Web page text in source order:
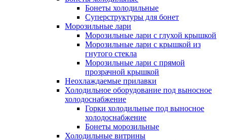
Бонеты холодильные
Суперструктуры для бонет
Морозильные лари
Морозильные лари с глухой крышкой
Морозильные лари с крышкой из
гнутого стекла
Морозильные лари с прямой
прозрачной крышкой
Неохлаждаемые прилавки
Холодильное оборудование под выносное
холодоснабжение
Горки холодильные под выносное
холодоснабжение
Бонеты морозильные
Холодильные витрины